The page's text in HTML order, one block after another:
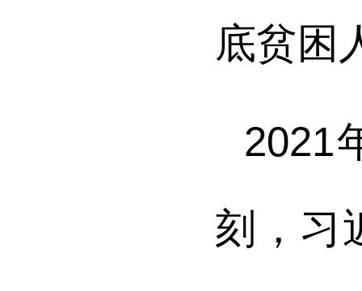
底贫困
2021
刻，习